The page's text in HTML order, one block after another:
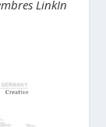
LinkIn